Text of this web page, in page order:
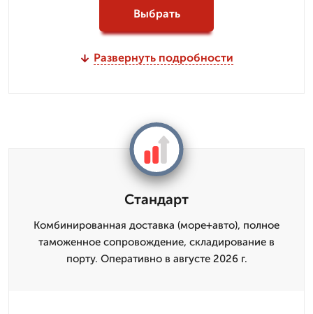
Выбрать
Развернуть подробности
Стандарт
Комбинированная доставка (море+авто), полное
таможенное сопровождение, складирование в
порту. Оперативно в августе 2026 г.